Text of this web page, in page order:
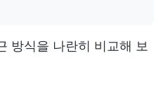
방식을 나란히 비교해 보